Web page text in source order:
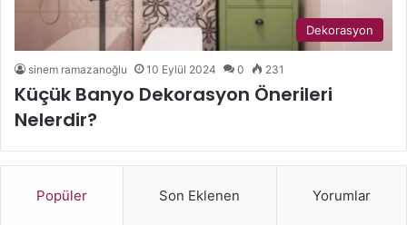
Dekorasyon
sinem ramazanoğlu 10 Eylül 2024 0 231
Küçük Banyo Dekorasyon Önerileri
Nelerdir?
Popüler Son Eklenen Yorumlar